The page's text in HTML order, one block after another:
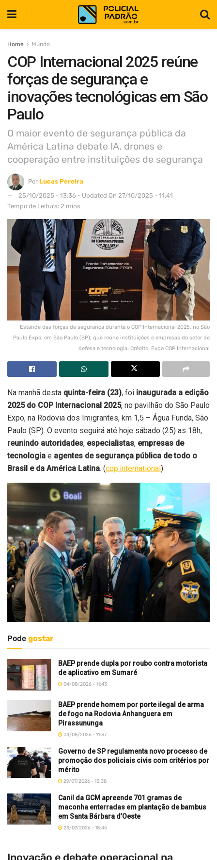
Home Mundo
COP Internacional 2025 reúne
forças de segurança e
inovações tecnológicas em São
Paulo
O maior evento de segurança pública da
América Latina debate IA, drones e
cooperação entre instituições de segurança
Por Lucas Pereira
25/10/2025 - 13:36 - Updated On 27/10/2025 - 11:41
Tempo de Leitura: 2 mins
Estande das forças de segurança durante o COP Internacional 2025, no São
Paulo Expo, em São Paulo (SP), que reúne instituições e empresas do setor de
defesa e tecnologia. Crédito: Expo COP Internacional
Na manhã desta quinta-feira (23), foi inaugurada a edição
2025 do COP Internacional 2025, no pavilhão do São Paulo
Expo, na Rodovia dos Imigrantes, km 1,5 – Água Funda, São
Paulo (SP). O evento seguirá até hoje sábado (25) as 18h,
reunindo autoridades, especialistas, empresas de
tecnologia e agentes de segurança pública de todo o
Brasil e da América Latina. (cop.international)
Pode gostar
BAEP prende dupla por roubo contra motorista
de aplicativo em Sumaré
04/08/2026 - 11:43
BAEP prende homem por porte ilegal de arma
de fogo na Rodovia Anhanguera em
Pirassununga
04/08/2026 - 11:37
Governo de SP regulamenta novo processo de
promoção dos policiais civis com critérios por
mérito
29/07/2026 - 13:38
Canil da GCM apreende 701 gramas de
maconha enterradas em plantação de bambus
em Santa Bárbara d’Oeste
23/07/2026 - 18:45
Inovação e debate operacional na